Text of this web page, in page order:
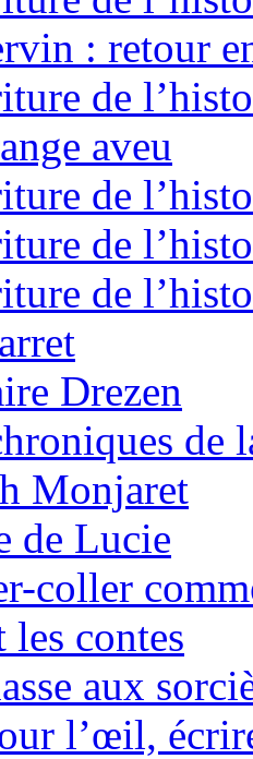
: retour
de
aveu
de
de
de
Drezen
de
Monjaret
de Lucie
coller
les contes
aux
l’œil,